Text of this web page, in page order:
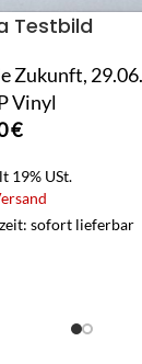
Testbild
Zukunft,
Vinyl
€
19% USt.
sofort lieferbar